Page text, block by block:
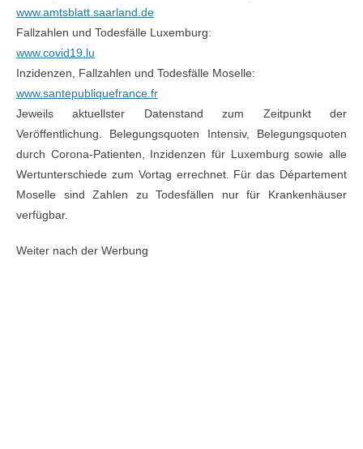
www.amtsblatt.saarland.de
Fallzahlen und Todesfälle Luxemburg:
www.covid19.lu
Inzidenzen, Fallzahlen und Todesfälle Moselle:
www.santepubliquefrance.fr
Jeweils aktuellster Datenstand zum Zeitpunkt der
Veröffentlichung. Belegungsquoten Intensiv, Belegungsquoten
durch Corona-Patienten, Inzidenzen für Luxemburg sowie alle
Wertunterschiede zum Vortag errechnet. Für das Département
Moselle sind Zahlen zu Todesfällen nur für Krankenhäuser
verfügbar.
Weiter nach der Werbung